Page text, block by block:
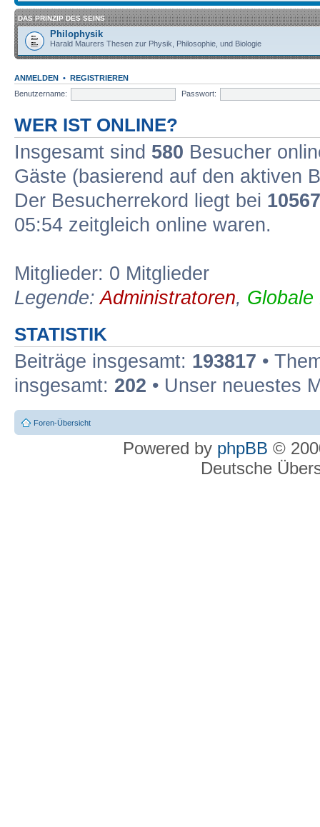
DAS PRINZIP DES SEINS
Philophysik
Harald Maurers Thesen zur Physik, Philosophie, und Biologie
ANMELDEN • REGISTRIEREN
Benutzername:
Passwort:
WER IST ONLINE?
Insgesamt sind 580 Besucher
Gäste (basierend auf den aktiven
Der Besucherrekord liegt bei 10567
05:54 zeitgleich online waren.
Mitglieder: 0 Mitglieder
Legende:Administratoren, Globale
STATISTIK
Beiträge insgesamt: 193817 •
insgesamt: 202 • Unser neuestes
Foren-Übersicht
Powered by phpBB ©
Deutsche